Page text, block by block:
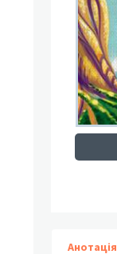
Анотація